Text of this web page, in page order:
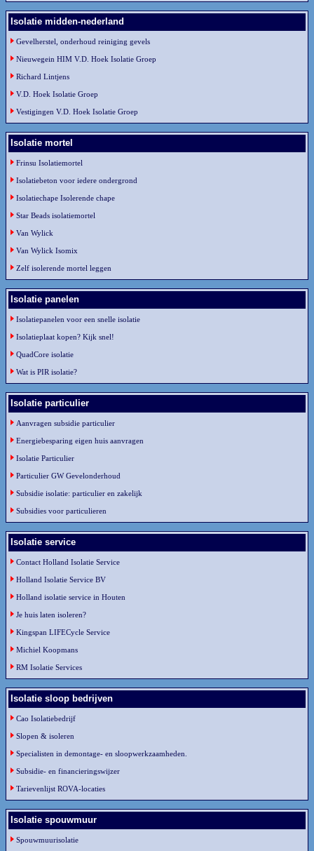
Isolatie midden-nederland
Gevelherstel, onderhoud reiniging gevels
Nieuwegein HIM V.D. Hoek Isolatie Groep
Richard Lintjens
V.D. Hoek Isolatie Groep
Vestigingen V.D. Hoek Isolatie Groep
Isolatie mortel
Frinsu Isolatiemortel
Isolatiebeton voor iedere ondergrond
Isolatiechape Isolerende chape
Star Beads isolatiemortel
Van Wylick
Van Wylick Isomix
Zelf isolerende mortel leggen
Isolatie panelen
Isolatiepanelen voor een snelle isolatie
Isolatieplaat kopen? Kijk snel!
QuadCore isolatie
Wat is PIR isolatie?
Isolatie particulier
Aanvragen subsidie particulier
Energiebesparing eigen huis aanvragen
Isolatie Particulier
Particulier GW Gevelonderhoud
Subsidie isolatie: particulier en zakelijk
Subsidies voor particulieren
Isolatie service
Contact Holland Isolatie Service
Holland Isolatie Service BV
Holland isolatie service in Houten
Je huis laten isoleren?
Kingspan LIFECycle Service
Michiel Koopmans
RM Isolatie Services
Isolatie sloop bedrijven
Cao Isolatiebedrijf
Slopen & isoleren
Specialisten in demontage- en sloopwerkzaamheden.
Subsidie- en financieringswijzer
Tarievenlijst ROVA-locaties
Isolatie spouwmuur
Spouwmuurisolatie